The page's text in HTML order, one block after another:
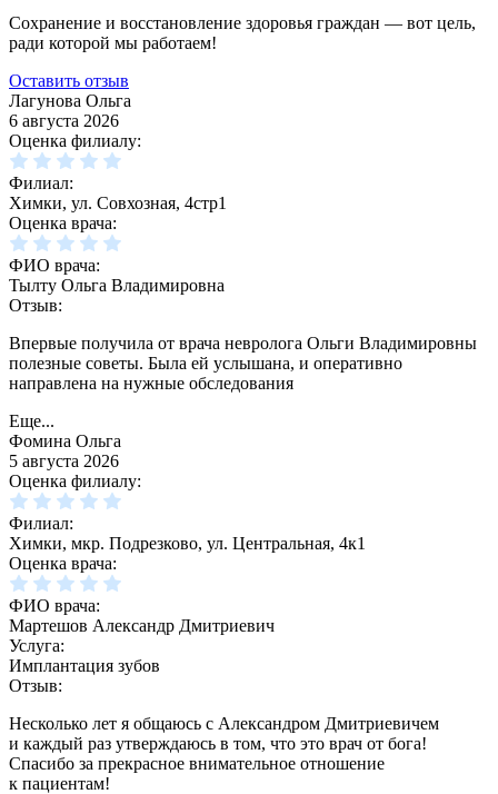
Сохранение и восстановление здоровья граждан — вот цель,
ради которой мы работаем!
Оставить отзыв
Лагунова Ольга
6 августа 2026
Оценка филиалу:
Филиал:
Химки, ул. Совхозная, 4стр1
Оценка врача:
ФИО врача:
Тылту Ольга Владимировна
Отзыв:
Впервые получила от врача невролога Ольги Владимировны
полезные советы. Была ей услышана, и оперативно
направлена на нужные обследования
Еще...
Фомина Ольга
5 августа 2026
Оценка филиалу:
Филиал:
Химки, мкр. Подрезково, ул. Центральная, 4к1
Оценка врача:
ФИО врача:
Мартешов Александр Дмитриевич
Услуга:
Имплантация зубов
Отзыв:
Несколько лет я общаюсь с Александром Дмитриевичем
и каждый раз утверждаюсь в том, что это врач от бога!
Спасибо за прекрасное внимательное отношение
к пациентам!